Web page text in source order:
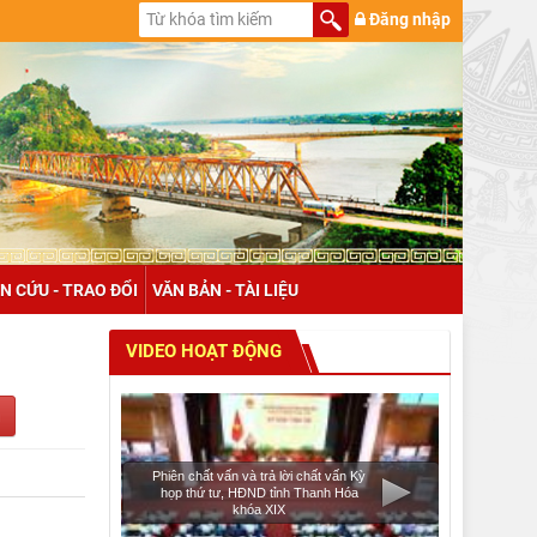
Đăng nhập
CỨU - TRAO ĐỔI VĂN BẢN - TÀI LIỆU
VIDEO HOẠT ĐỘNG
Phiên chất vấn và trả lời chất vấn Kỳ
họp thứ tư, HĐND tỉnh Thanh Hóa
khóa XIX